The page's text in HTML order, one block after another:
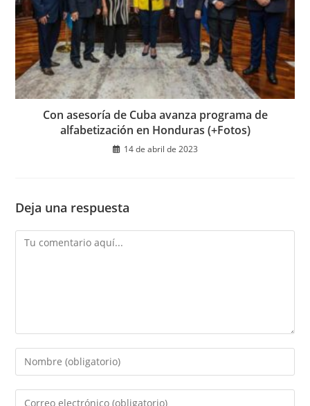
Con asesoría de Cuba avanza programa de
alfabetización en Honduras (+Fotos)
14 de abril de 2023
Deja una respuesta
Comentario
Introduce
tu
nombre
Introduce